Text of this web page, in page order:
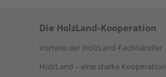
Die HolzLand-Kooperation
Vorteile der HolzLand-Fachhändler
HolzLand – eine starke Kooperation